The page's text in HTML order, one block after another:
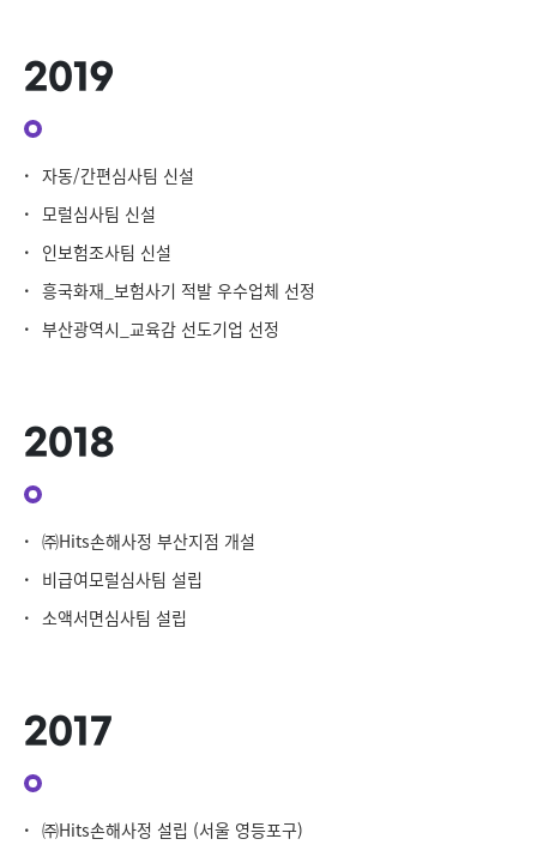
2019
· 자동/간편심사팀 신설
·
모럴심사팀 신설
· 인보험조사팀 신설
· 흥국화재_보험사기 적발 우수업체 선정
· 부산광역시_교육감 선도기업 선정
2018
· ㈜Hits손해사정 부산지점 개설
· 비급여모럴심사팀 설립
· 소액서면심사팀 설립
2017
· ㈜Hits손해사정 설립 (서울 영등포구)